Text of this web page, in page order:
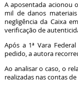
A aposentada acionou
mil de danos
negligência da Caixa
verificação de
Após a 1ª Vara
pedido, a autora
Ao analisar o caso, o
realizadas nas contas